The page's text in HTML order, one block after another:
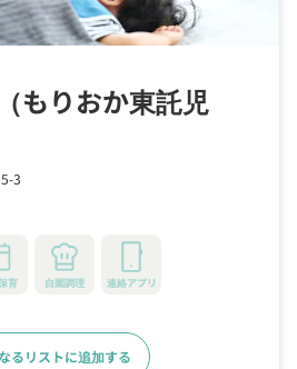
もりおか東託児
3
育 自園調理 連絡アプリ
るリストに追加する